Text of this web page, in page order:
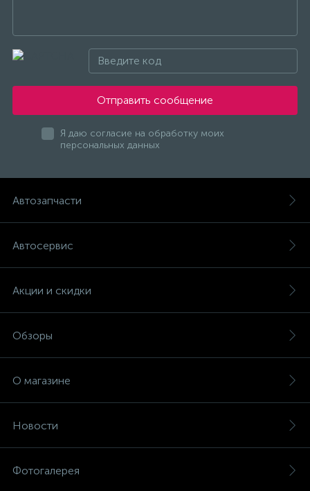
Отправить сообщение
Я даю согласие на обработку моих
персональных данных
Автозапчасти
Автосервис
Акции и скидки
Обзоры
О магазине
Новости
Фотогалерея